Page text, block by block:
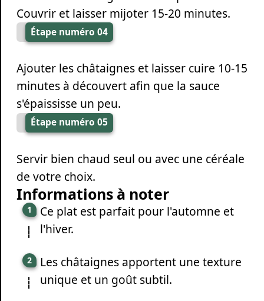
Couvrir et laisser mijoter 15-20 minutes.
Étape numéro 04
Ajouter les châtaignes et laisser cuire 10-15
minutes à découvert afin que la sauce
s'épaississe un peu.
Étape numéro 05
Servir bien chaud seul ou avec une céréale
de votre choix.
Informations à noter
Ce plat est parfait pour l'automne et
l'hiver.
Les châtaignes apportent une texture
unique et un goût subtil.